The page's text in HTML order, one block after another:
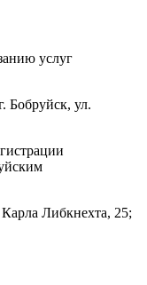
услуг
Бобруйск, ул.
Либкнехта, 25;